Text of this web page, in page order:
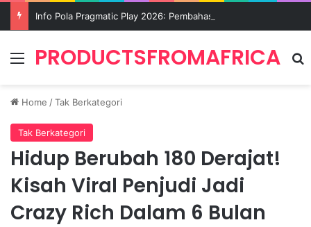
Menu
PRODUCTSFROMAFRICA
Home /Tak Berkategori
Tak Berkategori
Hidup Berubah 180 Derajat!
Kisah Viral Penjudi Jadi
Crazy Rich Dalam 6 Bulan